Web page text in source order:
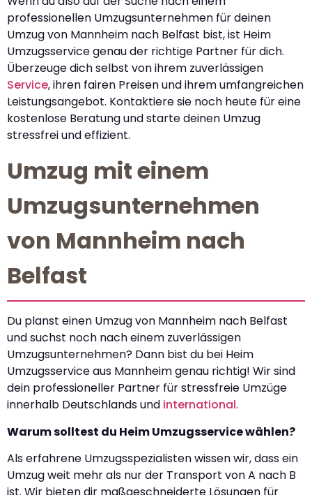
professionellen Umzugsunternehmen für deinen
Umzug von Mannheim nach Belfast bist, ist Heim
Umzugsservice genau der richtige Partner für dich.
Überzeuge dich selbst von ihrem zuverlässigen
Service, ihren fairen Preisen und ihrem umfangreichen
Leistungsangebot. Kontaktiere sie noch heute für eine
kostenlose Beratung und starte deinen Umzug
stressfrei und effizient.
Umzug mit einem
Umzugsunternehmen
von Mannheim nach
Belfast
Du planst einen Umzug von Mannheim nach Belfast
und suchst noch nach einem zuverlässigen
Umzugsunternehmen? Dann bist du bei Heim
Umzugsservice aus Mannheim genau richtig! Wir sind
dein professioneller Partner für stressfreie Umzüge
innerhalb Deutschlands und international.
Warum solltest du Heim Umzugsservice wählen?
Als erfahrene Umzugsspezialisten wissen wir, dass ein
Umzug weit mehr als nur der Transport von A nach B